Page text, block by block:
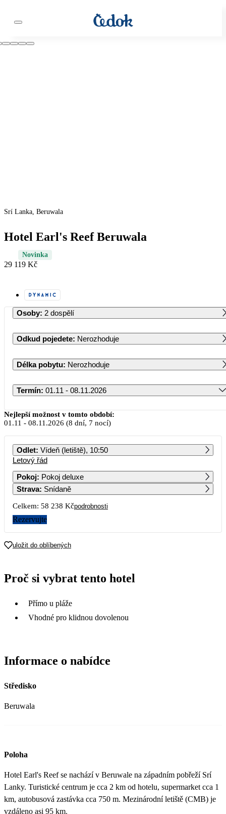
Srí Lanka, Beruwala
Hotel Earl's Reef Beruwala
Novinka
29 119 Kč
Osoby: 2 dospělí
Odkud pojedete: Nerozhoduje
Délka pobytu: Nerozhoduje
Termín: 01.11 - 08.11.2026
Listopad 2026
PO ÚT ST ČT PÁ SO NE
29 119
2 3
9
16 17
30 189 30 479
Nejlepší možnost v tomto období:
01.11 - 08.11.2026 (8 dní, 7 nocí)
Odlet: Vídeň (letiště), 10:50
Letový řád
Pokoj: Pokoj deluxe
Strava: Snídaně
Celkem: 58 238 Kčpodrobnosti
Rezervujte
uložit do oblíbených
Proč si vybrat tento hotel
Přímo u pláže
Vhodné pro klidnou dovolenou
Informace o nabídce
Středisko
Beruwala
Poloha
Hotel Earl's Reef se nachází v Beruwale na západním pobřeží Srí
Lanky. Turistické centrum je cca 2 km od hotelu, supermarket cca 1
km, autobusová zastávka cca 750 m. Mezinárodní letiště (CMB) je
vzdáleno asi 95 km.